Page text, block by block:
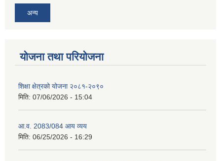
अन्य
योजना तथा परियोजना
शिक्षा क्षेत्रको योजना २०८१-२०९०
मिति: 07/06/2026 - 15:04
आ.व. 2083/084 आय व्यय
मिति: 06/25/2026 - 16:29